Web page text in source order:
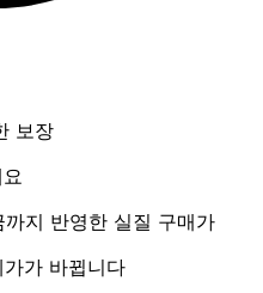
보장
까지 반영한 실질 구매가
가 바뀝니다